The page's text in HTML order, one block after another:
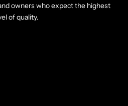
owners who expect the highest
of quality.